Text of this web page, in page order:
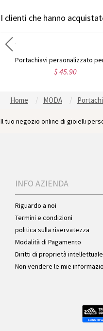
I clienti che hanno
$ 45.90
Home MODA
Il tuo negozio online di gioielli
INFO AZIENDA
Riguardo a noi
Termini e condizioni
politica sulla riservatezza
Modalità di Pagamento
Diritti di proprietà intellettuale
Non vendere le mie